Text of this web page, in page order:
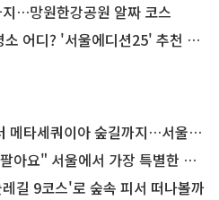
…망원한강공원 알짜 코스
어디? '서울에디션25' 추천 코스
쿼이아 숲길까지…서울둘레길 15코스
울에서 가장 특별한 편의점의 정체
길 9코스'로 숲속 피서 떠나볼까